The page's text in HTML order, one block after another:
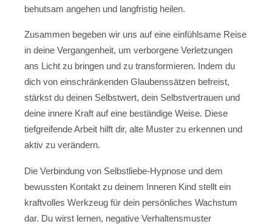
behutsam angehen und langfristig heilen.
Zusammen begeben wir uns auf eine einfühlsame Reise
in deine Vergangenheit, um verborgene Verletzungen
ans Licht zu bringen und zu transformieren. Indem du
dich von einschränkenden Glaubenssätzen befreist,
stärkst du deinen Selbstwert, dein Selbstvertrauen und
deine innere Kraft auf eine beständige Weise. Diese
tiefgreifende Arbeit hilft dir, alte Muster zu erkennen und
aktiv zu verändern.
Die Verbindung von Selbstliebe-Hypnose und dem
bewussten Kontakt zu deinem Inneren Kind stellt ein
kraftvolles Werkzeug für dein persönliches Wachstum
dar. Du wirst lernen, negative Verhaltensmuster